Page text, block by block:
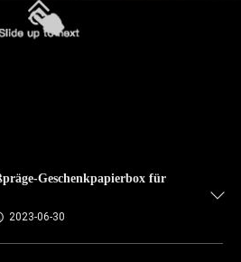
Geschenkpapierbox für
2023-06-30